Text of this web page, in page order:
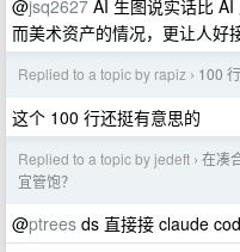
@jsq2627 AI 生图说实话比
而美术资产的情况，更让人好
Replied to a topic by rapiz › 100
这个 100 行还挺有意思的
Replied to a topic by jedeft › 在凑
宜管饱？
@ptrees ds 直接接 claude